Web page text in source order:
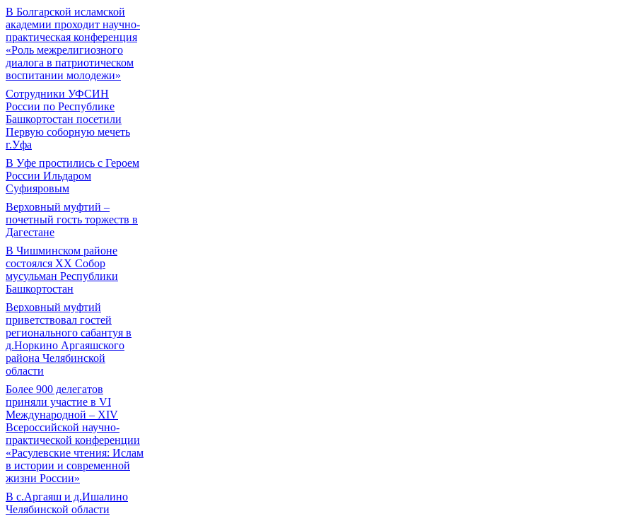
В Болгарской исламской
академии проходит научно-
практическая конференция
«Роль межрелигиозного
диалога в патриотическом
воспитании молодежи»
Сотрудники УФСИН
России по Республике
Башкортостан посетили
Первую соборную мечеть
г.Уфа
В Уфе простились с Героем
России Ильдаром
Суфияровым
Верховный муфтий –
почетный гость торжеств в
Дагестане
В Чишминском районе
состоялся XX Собор
мусульман Республики
Башкортостан
Верховный муфтий
приветствовал гостей
регионального сабантуя в
д.Норкино Аргаяшского
района Челябинской
области
Более 900 делегатов
приняли участие в VI
Международной – ХIV
Всероссийской научно-
практической конференции
«Расулевские чтения: Ислам
в истории и современной
жизни России»
В с.Аргаяш и д.Ишалино
Челябинской области